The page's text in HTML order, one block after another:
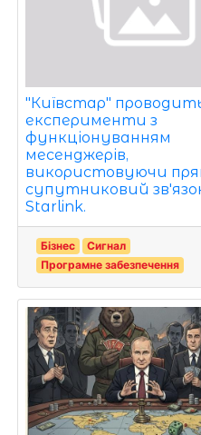
"Київстар"
експерименти з
функціонуванням
месенджерів,
використовуючи
супутниковий
Starlink.
Бізнес
Сигнал
Програмне забезпечення